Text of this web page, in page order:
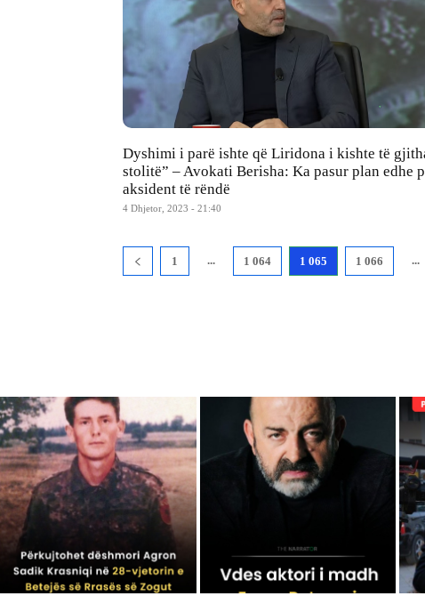
Dyshimi i parë ishte që Liridona i kishte të
stolitë” – Avokati Berisha: Ka pasur plan edhe
aksident të rëndë
4 Dhjetor, 2023 - 21:40
1 ... 1 064 1 065 1 066 ...